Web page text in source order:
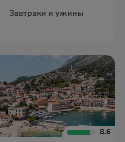
Завтраки и ужины
8.6